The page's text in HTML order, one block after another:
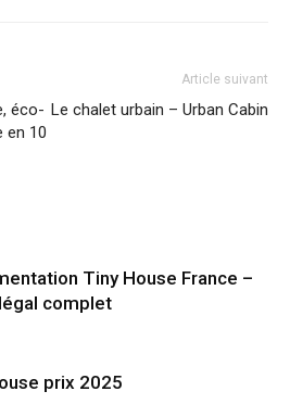
éco-
en 10
Article suivant
Le chalet urbain – Urban Cabin
Tiny House France –
complet
prix 2025